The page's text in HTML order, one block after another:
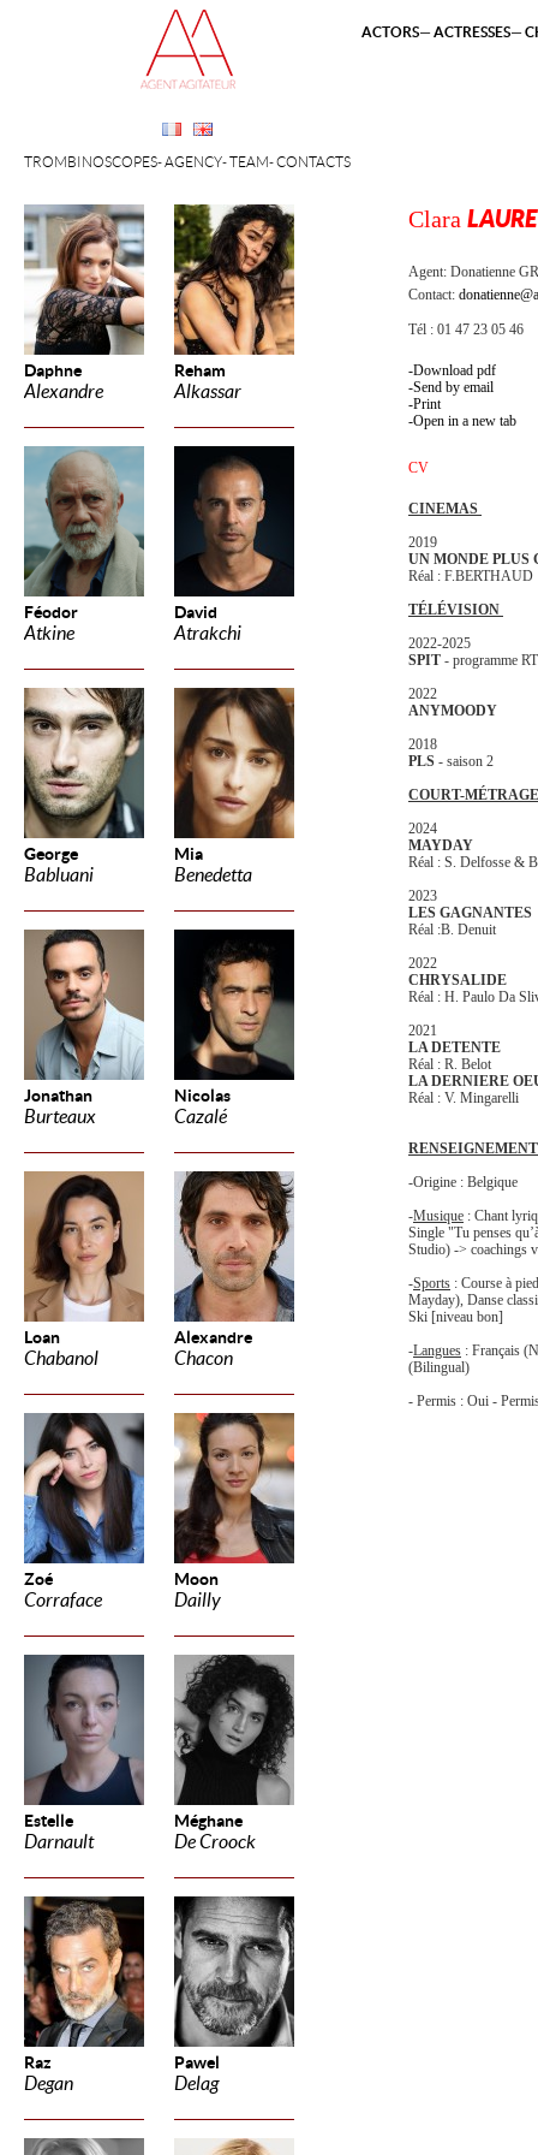
Daphne
Alexandre
Reham
Alkassar
Féodor
Atkine
David
Atrakchi
George
Babluani
Mia
Benedetta
Jonathan
Burteaux
Nicolas
Cazalé
Loan
Chabanol
Alexandre
Chacon
Zoé
Corraface
Moon
Dailly
Estelle
Darnault
Méghane
De Croock
Raz
Degan
Pawel
Delag
TROMBINOSCOPES AGENCY TEAM CONTACTS
ACTORS ACTRESSES
Clara
Agent: Donatienne
Contact:
Tél : 01 47 23 05 46
Download pdf
Send by email
Print
Open in a new tab
CV
CINEMAS
2019
UN MONDE PLUS
Réal : F.BERTHAUD
TÉLÉVISION
2022-2025
SPIT - programme
2022
ANYMOODY
2018
PLS - saison 2
COURT-MÉTRAGE
2024
MAYDAY
Réal : S. Delfosse &
2023
LES GAGNANTES
Réal :B. Denuit
2022
CHRYSALIDE
Réal : H. Paulo Da
2021
LA DETENTE
Réal : R. Belot
LA DERNIERE
Réal : V. Mingarelli
-Origine : Belgique
-Musique : Chant
Single "Tu penses
Studio) -> coachings
-Sports : Course à
Mayday), Danse
Ski [niveau bon]
-Langues : Français
(Bilingual)
- Permis : Oui -